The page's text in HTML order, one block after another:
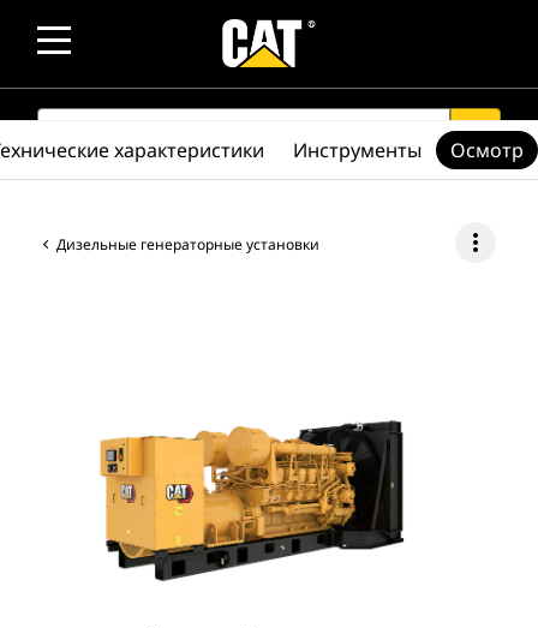
SEARCH search
Дизельные генераторные установки more_vert
характеристики Инструменты Осмотр